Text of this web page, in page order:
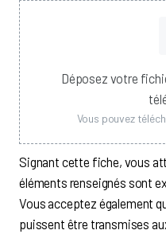
Déposez votre
Vous pouvez
Signant cette fiche, vous
éléments renseignés sont
Vous acceptez également
puissent être transmises